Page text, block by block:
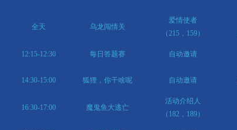
全天 乌龙闯情关
爱情使者
（215，159）
12:15-12:30 每日答题赛 自动邀请
14:30-15:00 狐狸，你干啥呢 自动邀请
16:30-17:00 魔鬼鱼大逃亡
活动介绍人
（182，189）